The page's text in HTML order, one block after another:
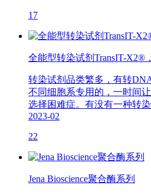
17
全能型转染试剂TransIT-X2®
转染试剂品类繁多，有转
不同细胞系专用的，一时间
选择困难症。有没有一种转
2023-02
22
Jena Bioscience聚合酶系列